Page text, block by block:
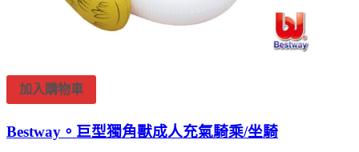
加入購物車
Bestway。巨型獨角獸成人充氣騎乘/坐騎